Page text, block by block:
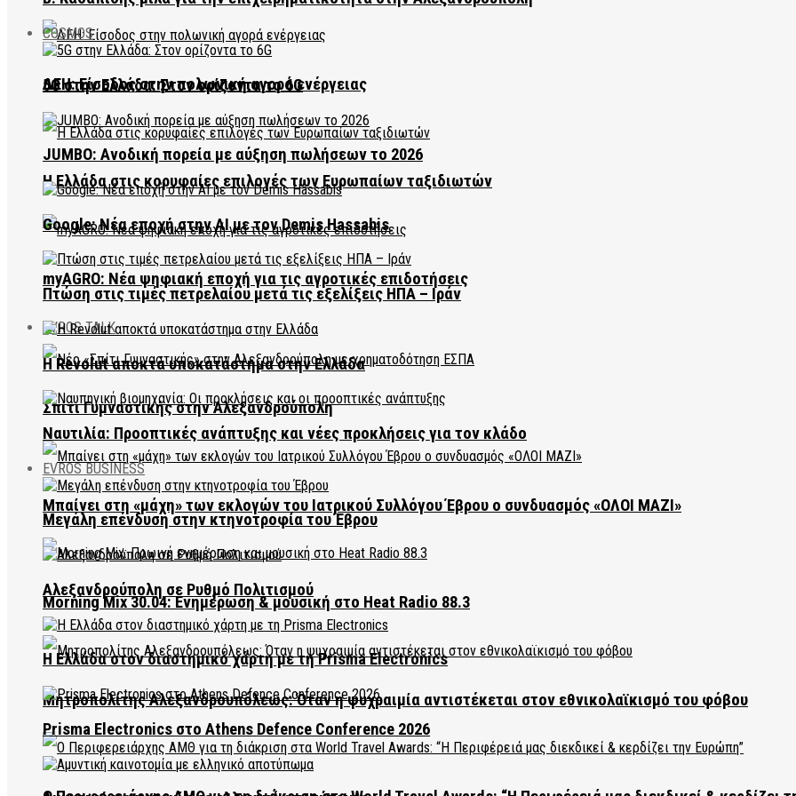
ΔΕΗ: Είσοδος στην πολωνική αγορά ενέργειας
Η Ελλάδα στις κορυφαίες επιλογές των Ευρωπαίων ταξιδιωτών
myAGRO: Νέα ψηφιακή εποχή για τις αγροτικές επιδοτήσεις
EVROS TALK
Σπίτι Γυμναστικής στην Αλεξανδρούπολη
Μπαίνει στη «μάχη» των εκλογών του Ιατρικού Συλλόγου Έβρου ο συνδυασμός «ΟΛΟΙ ΜΑΖΙ»
Morning Mix 30.04: Ενημέρωση & μουσική στο Heat Radio 88.3
Μητροπολίτης Αλεξανδρουπόλεως: Όταν η ψυχραιμία αντιστέκεται στον εθνικολαϊκισμό του φόβου
COSMOS
5G στην Ελλάδα: Στον ορίζοντα το 6G
JUMBO: Ανοδική πορεία με αύξηση πωλήσεων το 2026
Google: Νέα εποχή στην AI με τον Demis Hassabis
Πτώση στις τιμές πετρελαίου μετά τις εξελίξεις ΗΠΑ – Ιράν
Η Revolut αποκτά υποκατάστημα στην Ελλάδα
Ναυτιλία: Προοπτικές ανάπτυξης και νέες προκλήσεις για τον κλάδο
EVROS BUSINESS
Μεγάλη επένδυση στην κτηνοτροφία του Έβρου
Αλεξανδρούπολη σε Ρυθμό Πολιτισμού
Η Ελλάδα στον διαστημικό χάρτη με τη Prisma Electronics
Prisma Electronics στο Athens Defence Conference 2026